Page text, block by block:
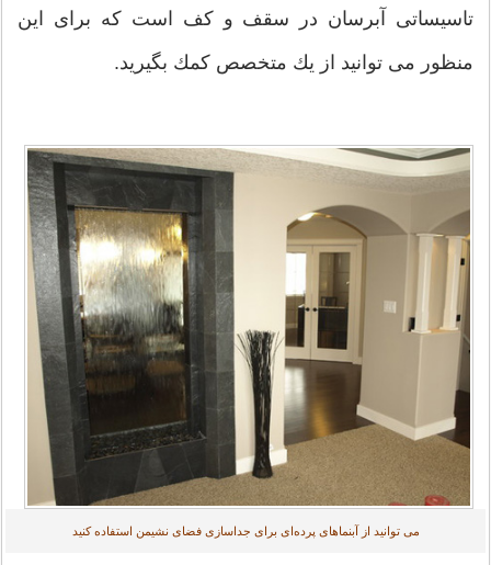
تاسیساتی آبرسان در سقف و كف است كه برای این
منظور می توانید از یك متخصص كمك بگیرید.
می توانید از آبنماهای پرده‌ای برای جداسازی فضای نشیمن استفاده کنید